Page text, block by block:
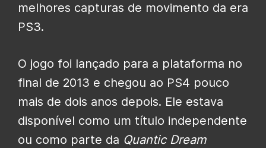
melhores capturas de movimento da era
PS3.
O jogo foi lançado para a plataforma no
final de 2013 e chegou ao PS4 pouco
mais de dois anos depois. Ele estava
disponível como um título independente
ou como parte da Quantic Dream